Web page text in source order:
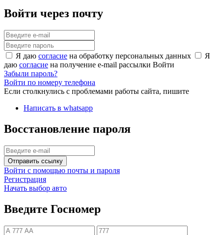
Войти через почту
Я даю согласие на обработку персональных данных
Я
даю согласие на получение e-mail рассылки Войти
Забыли пароль?
Войти по номеру телефона
Если столкнулись с проблемами работы сайта, пишите
Написать в whatsapp
Восстановление пароля
Отправить ссылку
Войти с помощью почты и пароля
Регистрация
Начать выбор авто
Введите Госномер